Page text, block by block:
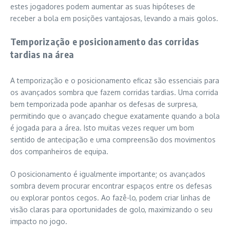
estes jogadores podem aumentar as suas hipóteses de
receber a bola em posições vantajosas, levando a mais golos.
Temporização e posicionamento das corridas
tardias na área
A temporização e o posicionamento eficaz são essenciais para
os avançados sombra que fazem corridas tardias. Uma corrida
bem temporizada pode apanhar os defesas de surpresa,
permitindo que o avançado chegue exatamente quando a bola
é jogada para a área. Isto muitas vezes requer um bom
sentido de antecipação e uma compreensão dos movimentos
dos companheiros de equipa.
O posicionamento é igualmente importante; os avançados
sombra devem procurar encontrar espaços entre os defesas
ou explorar pontos cegos. Ao fazê-lo, podem criar linhas de
visão claras para oportunidades de golo, maximizando o seu
impacto no jogo.